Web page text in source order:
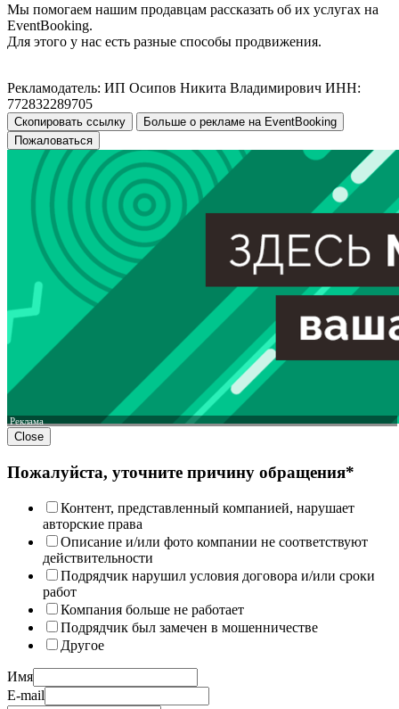
Мы помогаем нашим продавцам рассказать об их услугах на
EventBooking.
Для этого у нас есть разные способы продвижения.
Рекламодатель: ИП Осипов Никита Владимирович ИНН:
772832289705
Скопировать ссылку
Больше о рекламе на EventBooking
Пожаловаться
Реклама
Close
Пожалуйста, уточните причину обращения*
Контент, представленный компанией, нарушает
авторские права
Описание и/или фото компании не соответствуют
действительности
Подрядчик нарушил условия договора и/или сроки
работ
Компания больше не работает
Подрядчик был замечен в мошенничестве
Другое
Имя
E-mail